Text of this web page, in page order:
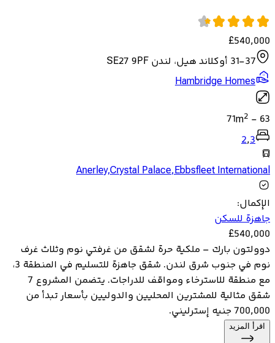
£540,000
31-37 أوكلاند هيل، لندن SE27 9PF
Hambridge Homes
63
-
71m2
2,3
Anerley,Crystal Palace,Ebbsfleet International
الإكمال:
جاهزة للسكن
£540,000
دوولتون بارك – ملكية حرة لشقق من غرفتي نوم وثلاث غرف
نوم في جنوب شرق لندن. شقق جاهزة للتسليم في المنطقة 3،
مع منطقة للاسترخاء ومواقف للدراجات. يتضمن المشروع 7
شقق مثالية للمشترين المحليين والدوليين بأسعار تبدأ من
700,000 جنيه إسترليني.
اقرأ المزيد